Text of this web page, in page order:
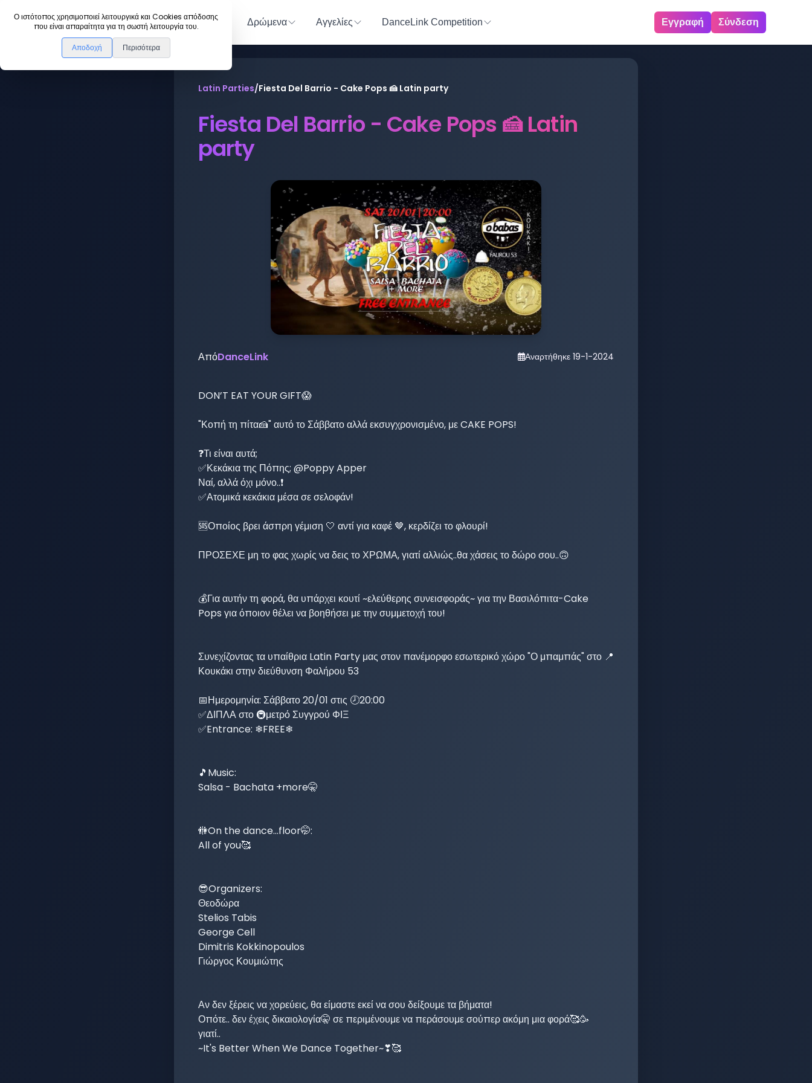
Ο ιστότοπος χρησιμοποιεί λειτουργικά και Cookies απόδοσης
που είναι απαραίτητα για τη σωστή λειτουργία του.
Αποδοχή Περισότερα
DanceLink Μέλη Δρώμενα Αγγελίες DanceLink Competition Εγγραφή Σύνδεση
Latin Parties/Fiesta Del Barrio - Cake Pops 🍰 Latin party
Fiesta Del Barrio - Cake Pops 🍰 Latin
party
ΑπόDanceLink Αναρτήθηκε 19-1-2024
DON’T EAT YOUR GIFT😱
"Κοπή τη πίτα🍰" αυτό το Σάββατο αλλά εκσυγχρονισμένο, με CAKE POPS!
❓Τι είναι αυτά;
✅Κεκάκια της Πόπης; @Poppy Apper
Ναί, αλλά όχι μόνο..❗
✅Ατομικά κεκάκια μέσα σε σελοφάν!
🆘Οποίος βρει άσπρη γέμιση 🤍 αντί για καφέ 🤎, κερδίζει το φλουρί!
ΠΡΟΣΕΧΕ μη το φας χωρίς να δεις το ΧΡΩΜΑ, γιατί αλλιώς..θα χάσεις το δώρο σου..🙃
💰Για αυτήν τη φορά, θα υπάρχει κουτί ~ελεύθερης συνεισφοράς~ για την Βασιλόπιτα-Cake
Pops για όποιον θέλει να βοηθήσει με την συμμετοχή του!
Συνεχίζοντας τα υπαίθρια Latin Party μας στον πανέμορφο εσωτερικό χώρο "Ο μπαμπάς" στο 📍
Κουκάκι στην διεύθυνση Φαλήρου 53
📅Ημερομηνία: Σάββατο 20/01 στις 🕗20:00
✅ΔΙΠΛΑ στο 🚇μετρό Συγγρού ΦΙΞ
✅Entrance: ❄FREE❄
🎵Music:
Salsa - Bachata +more🤫
🚻On the dance...floor🤭:
All of you🥰
😎Organizers:
Θεοδώρα
Stelios Tabis
George Cell
Dimitris Kokkinopoulos
Γιώργος Κουμιώτης
Αν δεν ξέρεις να χορεύεις, θα είμαστε εκεί να σου δείξουμε τα βήματα!
Οπότε.. δεν έχεις δικαιολογία🤫 σε περιμένουμε να περάσουμε σούπερ ακόμη μια φορά🥰🥳
γιατί..
~It's Better When We Dance Together~❣🥰